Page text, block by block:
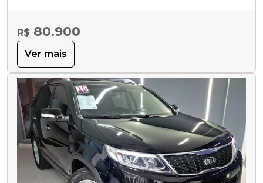
R$ 80.900
Ver mais